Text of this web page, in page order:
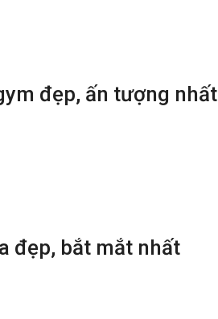
đẹp, ấn tượng nhất
đẹp, bắt mắt nhất